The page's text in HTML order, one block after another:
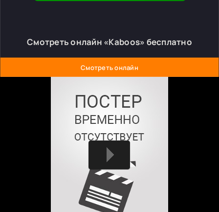
Смотреть онлайн «Kaboos» бесплатно
Смотреть онлайн